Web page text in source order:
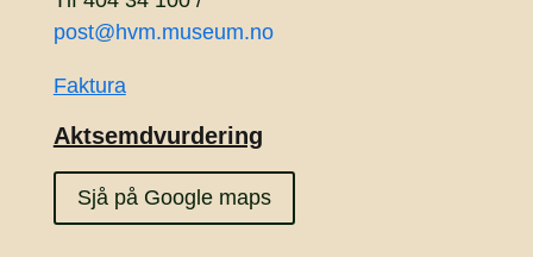
post@hvm.museum.no
Faktura
Aktsemdvurdering
Sjå på Google maps